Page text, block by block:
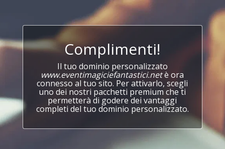
Complimenti!
Il tuo dominio personalizzato
www.eventimagiciefantastici.netè ora
connesso al tuo sito. Per attivarlo, scegli
uno dei nostri pacchetti premium che ti
permetterà di godere dei vantaggi
completi del tuo dominio personalizzato.